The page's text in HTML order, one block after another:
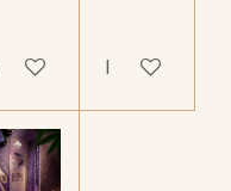
winkelwagen
In